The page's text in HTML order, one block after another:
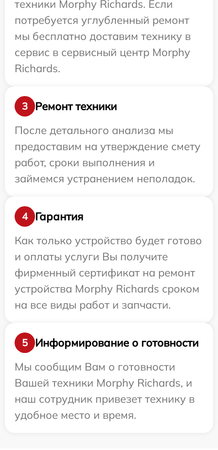
техники Morphy Richards. Если
потребуется углубленный ремонт
мы бесплатно доставим технику в
сервис в сервисный центр Morphy
Richards.
3
Ремонт техники
После детального анализа мы
предоставим на утверждение смету
работ, сроки выполнения и
займемся устранением неполадок.
4
Гарантия
Как только устройство будет готово
и оплаты услуги Вы получите
фирменный сертификат на ремонт
устройства Morphy Richards сроком
на все виды работ и запчасти.
5
Информирование о готовности
Мы сообщим Вам о готовности
Вашей техники Morphy Richards, и
наш сотрудник привезет технику в
удобное место и время.